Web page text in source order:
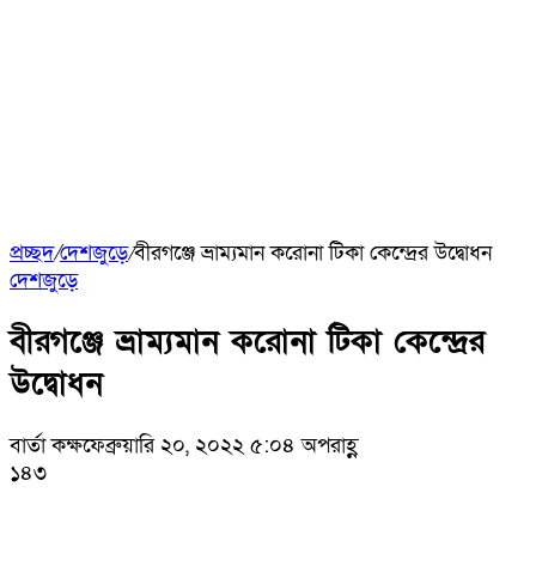
প্রচ্ছদ/দেশজুড়ে/বীরগঞ্জে ভ্রাম্যমান করোনা টিকা কেন্দ্রের উদ্বোধন
দেশজুড়ে
বীরগঞ্জে ভ্রাম্যমান করোনা টিকা কেন্দ্রের
উদ্বোধন
বার্তা কক্ষফেব্রুয়ারি ২০, ২০২২ ৫:০৪ অপরাহ্ণ
১৪৩